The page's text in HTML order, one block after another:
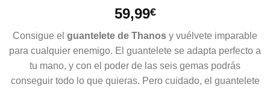
59,99€
Consigue el guantelete de Thanos y vuélvete imparable
para cualquier enemigo. El guantelete se adapta perfecto a
tu mano, y con el poder de las seis gemas podrás
conseguir todo lo que quieras. Pero cuidado, el guantelete